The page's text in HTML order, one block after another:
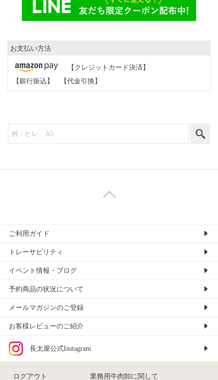
お支払い方法
【クレジットカード決済】
【銀行振込】
【代金引換】
ご利用ガイド
トレーサビリティ
イベント情報・ブログ
予約商品の状況について
メールマガジンのご登録
お客様レビューのご紹介
長太屋公式Instagram
ログアウト 業務用牛肉卸に関して